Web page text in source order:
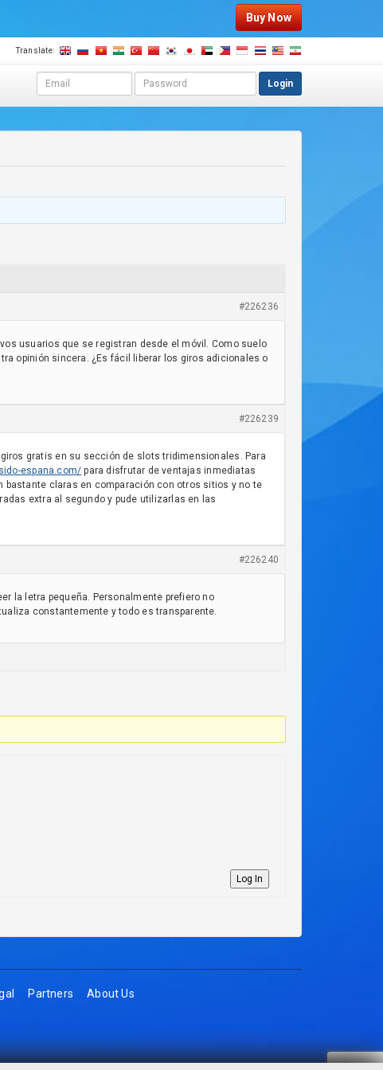
Buy Now
Translate:
m
a
e
a
s
Login
#226236
usuarios que se registran desde el móvil. Como suelo
opinión sincera. ¿Es fácil liberar los giros adicionales o
#226239
gratis en su sección de slots tridimensionales. Para
espana.com/ para disfrutar de ventajas inmediatas
bastante claras en comparación con otros sitios y no te
extra al segundo y pude utilizarlas en las
#226240
la letra pequeña. Personalmente prefiero no
constantemente y todo es transparente.
Log In
Partners About Us